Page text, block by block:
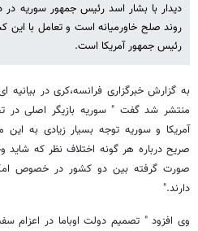
دیدار با بشار اسد رئیس جمهور سوریه در
روند صلح خاورمیانه است و تعامل با این
رئیس جمهور آمریکا است.
به گزارش خبرگزاری فرانسه،کری در
منتشر شد گفت " سوریه بازیگر اصلی
آمریکا و سوریه توجه بسیار زیادی به این
صریح درباره هر گونه اختلاف نظر که شاید
صورت گرفته بین دو کشور در خصوص
دارند."
وی افزود " تصمیم دولت اوباما در اعزام